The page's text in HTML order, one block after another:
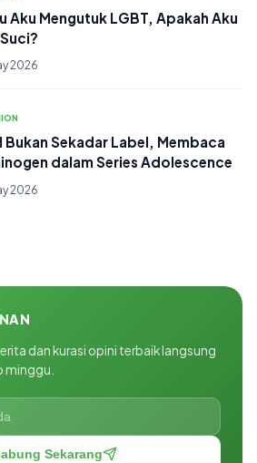
Aku Mengutuk LGBT, Apakah Aku
2026
Bukan Sekadar Label, Membaca
dalam Series Adolescence
2026
dan kurasi opini terbaik langsung
minggu.
Sekarang